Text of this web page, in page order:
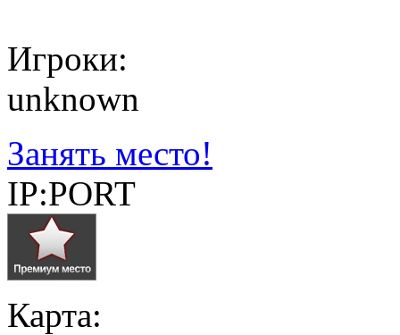
Игроки:
unknown
Занять место!
IP:PORT
Карта: